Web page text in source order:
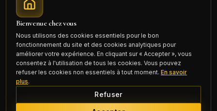
Mentions légales
Connexion
Bienvenue chez vous
Nous utilisons des cookies essentiels pour le bon
fonctionnement du site et des cookies analytiques pour
améliorer votre expérience. En cliquant sur « Accepter », vous
consentez à l'utilisation de tous les cookies. Vous pouvez
refuser les cookies non essentiels à tout moment. En savoir
plus.
Refuser